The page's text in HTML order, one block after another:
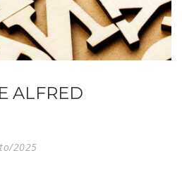
ALFRED
2025